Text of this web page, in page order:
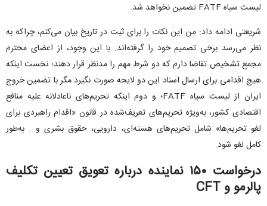
لیست سیاه FATF تضمین نخواهد شد.
شریعتی ادامه داد: من این نکات را برای ثبت در تاریخ بیان می‌کنم، چراکه به
نظر می‌رسد برخی تصمیم خود را گرفته‌اند. با این وجود، از اعضای محترم
مجمع تشخیص تقاضا دارم که دو شرط مهم را مدنظر قرار دهند؛ نخست اینکه
هیچ اقدامی برای ارسال اسناد این دو لایحه صورت نگیرد مگر با تضمین خروج
ایران از لیست سیاه FATF؛ و دوم اینکه تحریم‌های ناعادلانه علیه منافع
اقتصادی کشور، به‌ویژه تحریم‌های تعریف‌شده در قانون «اقدام راهبردی برای
لغو تحریم‌ها» شامل تحریم‌های هسته‌ای، دارویی، حقوق بشری و... به‌طور
کامل لغو شود.
درخواست ۱۵۰ نماینده درباره تعویق تعیین تکلیف
پالرمو و CFT